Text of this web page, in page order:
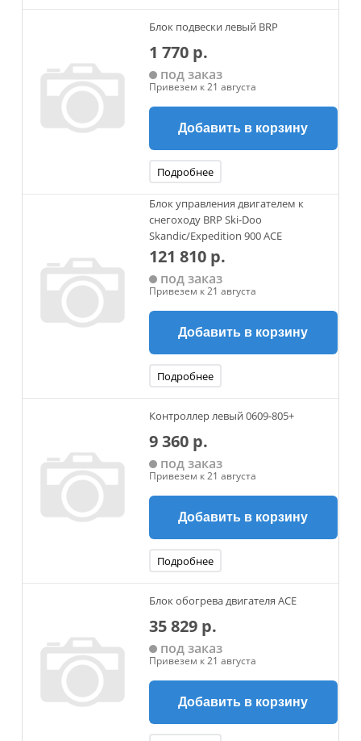
Блок подвески левый BRP
1 770 р.
под заказ
Привезем к 21 августа
Добавить в корзину
Подробнее
Блок управления двигателем к
снегоходу BRP Ski-Doo
Skandic/Expedition 900 ACE
121 810 р.
под заказ
Привезем к 21 августа
Добавить в корзину
Подробнее
Контроллер левый 0609-805+
9 360 р.
под заказ
Привезем к 21 августа
Добавить в корзину
Подробнее
Блок обогрева двигателя ACE
35 829 р.
под заказ
Привезем к 21 августа
Добавить в корзину